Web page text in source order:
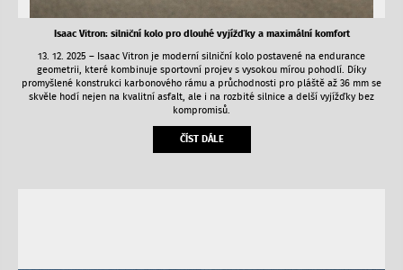
Isaac Vitron: silniční kolo pro dlouhé vyjížďky a maximální komfort
13. 12. 2025 – Isaac Vitron je moderní silniční kolo postavené na endurance
geometrii, které kombinuje sportovní projev s vysokou mírou pohodlí. Díky
promyšlené konstrukci karbonového rámu a průchodnosti pro pláště až 36 mm se
skvěle hodí nejen na kvalitní asfalt, ale i na rozbité silnice a delší vyjížďky bez
kompromisů.
ČÍST DÁLE